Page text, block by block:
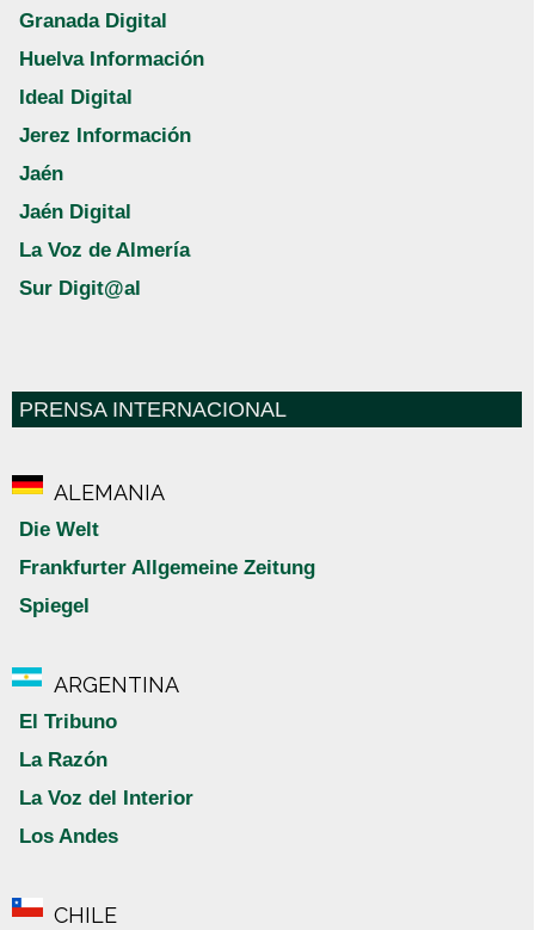
Granada Digital
Huelva Información
Ideal Digital
Jerez Información
Jaén
Jaén Digital
La Voz de Almería
Sur Digit@al
PRENSA INTERNACIONAL
ALEMANIA
Die Welt
Frankfurter Allgemeine Zeitung
Spiegel
ARGENTINA
El Tribuno
La Razón
La Voz del Interior
Los Andes
CHILE